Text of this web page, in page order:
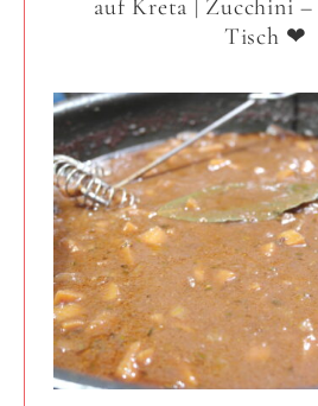
auf Kreta | Zucchini
Tisch ❤